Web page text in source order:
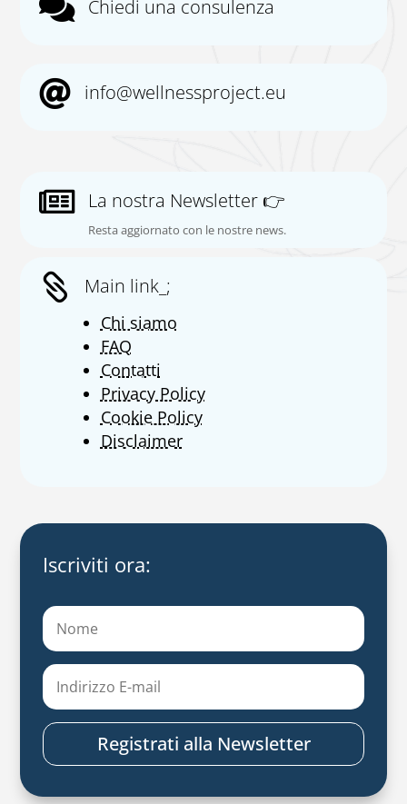
 Chiedi una consulenza
 info@wellnessproject.eu
 La nostra Newsletter 👉
Resta aggiornato con le nostre news.
 Main link_;
Chi siamo
FAQ
Contatti
Privacy Policy
Cookie Policy
Disclaimer
Iscriviti ora:
Registrati alla Newsletter